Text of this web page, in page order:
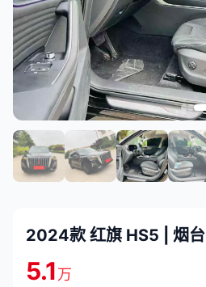
2024款 红旗 HS5 | 烟台
5.1万